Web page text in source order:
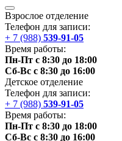
Взрослое отделение
Телефон для записи:
+ 7 (988) 539-91-05
Время работы:
Пн-Пт с 8:30 до 18:00
Сб-Вс с 8:30 до 16:00
Детское отделение
Телефон для записи:
+ 7 (988) 539-91-05
Время работы:
Пн-Пт с 8:30 до 18:00
Сб-Вс с 8:30 до 16:00